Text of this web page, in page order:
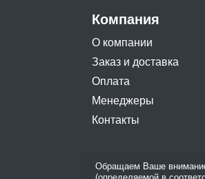
Компания
О компании
Заказ и доставка
Оплата
Менеджеры
Контакты
Обращаем Ваше